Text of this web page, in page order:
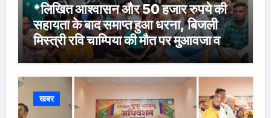
*लिखित आश्वासन और 50 हजार रुपये की
सहायता के बाद समाप्त हुआ धरना, बिजली
मिस्त्री रवि चाम्पिया की मौत पर मुआवजा व
नौकरी की मांग*
खबर